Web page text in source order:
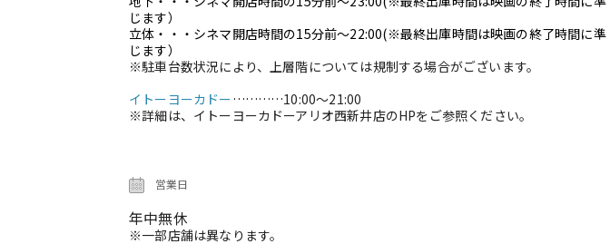
じます）
立体・・・シネマ開店時間の15分前～22:00(※最終出庫時間は映画の終了時間に準
じます）
※駐車台数状況により、上層階については規制する場合がございます。
イトーヨーカドー…………10:00～21:00
※詳細は、イトーヨーカドーアリオ西新井店のHPをご参照ください。
営業日
年中無休
※一部店舗は異なります。